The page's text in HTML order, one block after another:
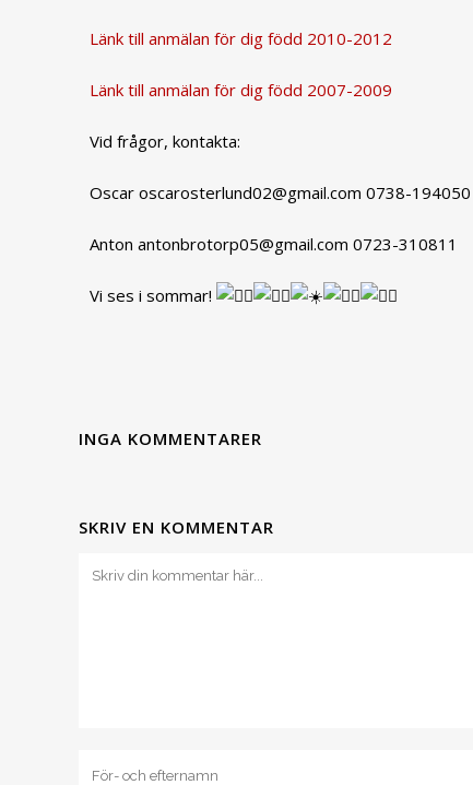
Länk till anmälan för dig född 2010-2012
Länk till anmälan för dig född 2007-2009
Vid frågor, kontakta:
Oscar oscarosterlund02@gmail.com 0738-194050
Anton antonbrotorp05@gmail.com 0723-310811
Vi ses i sommar!
INGA KOMMENTARER
SKRIV EN KOMMENTAR